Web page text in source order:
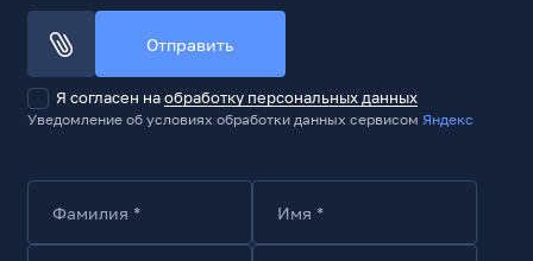
Корзина
Внутренние слоты 2.5
1
Внутренние слоты (без инструмента) 2.5 / 3.5
Слоты расширения
Количество слотов для карт расширения
4
Отправить
Я согласен наобработку персональных данных
Уведомление об условиях обработки данных сервисомЯндекс
Фамилия * Имя *